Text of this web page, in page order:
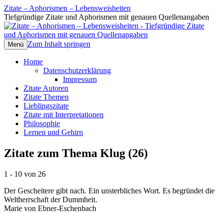
Zitate – Aphorismen – Lebensweisheiten
Tiefgründige Zitate und Aphorismen mit genauen Quellenangaben
Menü Zum Inhalt springen
Home
Datenschutzerklärung
Impressum
Zitate Autoren
Zitate Themen
Lieblingszitate
Zitate mit Interpretationen
Philosophie
Lernen und Gehirn
Zitate zum Thema Klug (26)
1 - 10 von 26
Der Gescheitere gibt nach. Ein unsterbliches Wort. Es begründet die
Weltherrschaft der Dummheit.
Marie von Ebner-Eschenbach